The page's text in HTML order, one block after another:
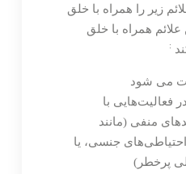
زیر را همراه با خلق
علائم همراه با خلق
:
می شود
فعالیت‌هایی با
منفی (مانند
جنسی، یا
پرخطر)